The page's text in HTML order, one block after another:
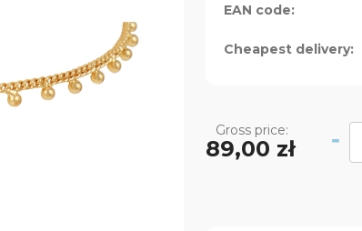
EAN code:
Cheapest delivery:
Gross price:
89,00 zł -